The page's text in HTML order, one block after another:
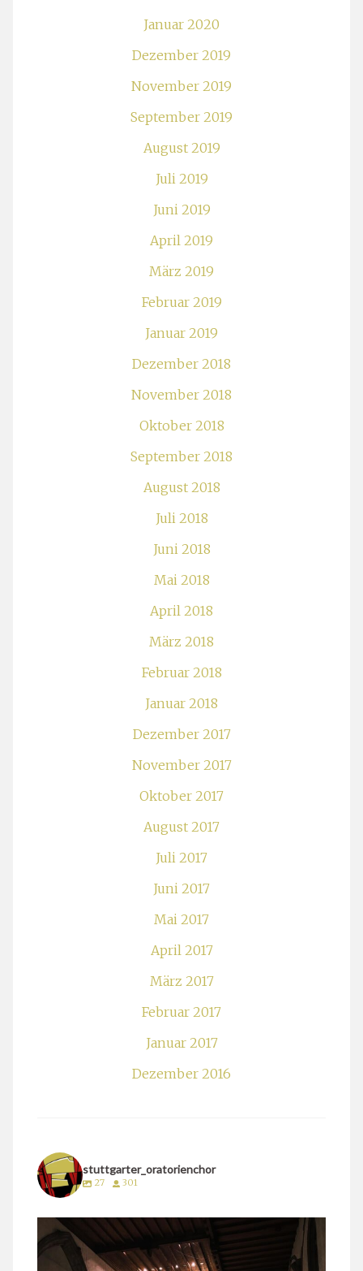
Januar 2020
Dezember 2019
November 2019
September 2019
August 2019
Juli 2019
Juni 2019
April 2019
März 2019
Februar 2019
Januar 2019
Dezember 2018
November 2018
Oktober 2018
September 2018
August 2018
Juli 2018
Juni 2018
Mai 2018
April 2018
März 2018
Februar 2018
Januar 2018
Dezember 2017
November 2017
Oktober 2017
August 2017
Juli 2017
Juni 2017
Mai 2017
April 2017
März 2017
Februar 2017
Januar 2017
Dezember 2016
stuttgarter_oratorienchor
27 301
stuttgarter_oratorienchor
März 24